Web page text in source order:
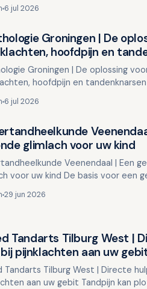
6 jul 2026
nieuws
Groningen | De
hoofdpijn en
Groningen | De oplossing
hoofdpijn en
Of …
6 jul 2026
nieuws
glimlach voor uw kind
Veenendaal | Een
voor uw kind De basis voor een
Ve…
29 jun 2026
nieuws
Tandarts Tilburg West |
pijnklachten aan uw
Tandarts Tilburg West | Directe
aan uw gebit Tandpijn kan